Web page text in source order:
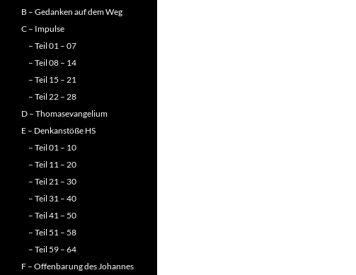
B – Gedanken auf dem Weg
C – Impulse
– Teil 01 – 07
– Teil 08 – 14
– Teil 15 – 21
– Teil 22 – 28
D – Thomasevangelium
E – Denkanstöße HS
– Teil 01 – 10
– Teil 11 – 20
– Teil 21 – 30
– Teil 31 – 40
– Teil 41 – 50
– Teil 51 – 58
– Teil 59 – 64
F – Offenbarung des Johannes